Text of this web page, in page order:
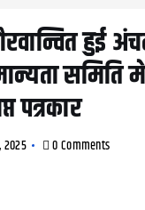
हुई
समिति
पत्रकार
2025 0 Comments